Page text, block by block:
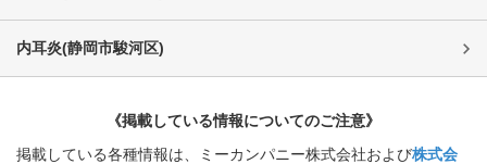
内耳炎(静岡市駿河区)
《掲載している情報についてのご注意》
掲載している各種情報は、ミーカンパニー株式会社および株式会